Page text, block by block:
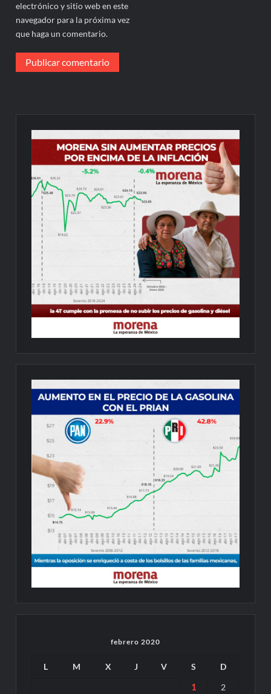
electrónico y sitio web en este
navegador para la próxima vez
que haga un comentario.
febrero 2020
L M X J V S D
1 2